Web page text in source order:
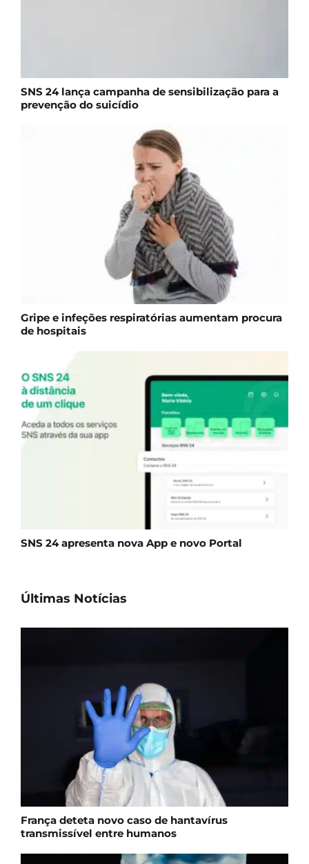
SNS 24 lança campanha de sensibilização para a
prevenção do suicídio
Gripe e infeções respiratórias aumentam procura
de hospitais
SNS 24 apresenta nova App e novo Portal
Últimas Notícias
França deteta novo caso de hantavírus
transmissível entre humanos